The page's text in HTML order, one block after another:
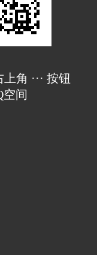
角 ··· 按钮
空间